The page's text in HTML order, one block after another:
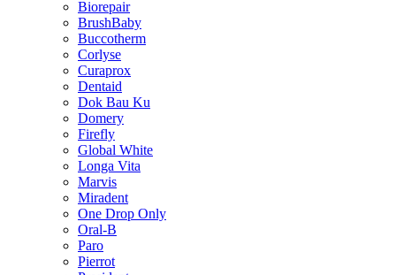
Biorepair
BrushBaby
Buccotherm
Corlyse
Curaprox
Dentaid
Dok Bau Ku
Domery
Firefly
Global White
Longa Vita
Marvis
Miradent
One Drop Only
Oral-B
Paro
Pierrot